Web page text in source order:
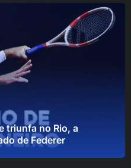
triunfa no Rio, a
de Federer